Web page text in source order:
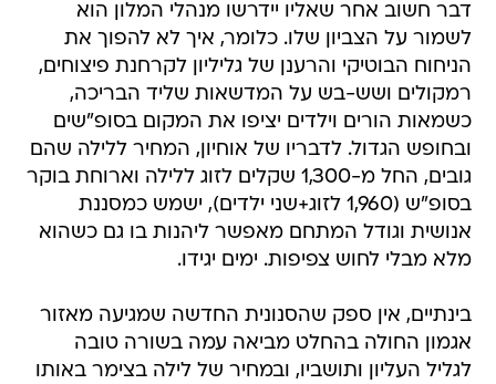
דבר חשוב אחר שאליו יידרשו מנהלי המלון הוא
לשמור על הצביון שלו. כלומר, איך לא להפוך את
הניחוח הבוטיקי והרענן של גליליון לקרחנת פיצוחים,
רמקולים ושש-בש על המדשאות שליד הבריכה,
כשמאות הורים וילדים יציפו את המקום בסופ"שים
ובחופש הגדול. לדבריו של אוחיון, המחיר ללילה שהם
גובים, החל מ-1,300 שקלים לזוג ללילה וארוחת בוקר
בסופ"ש (1,960 לזוג+שני ילדים), ישמש כמסננת
אנושית וגודל המתחם מאפשר ליהנות בו גם כשהוא
מלא מבלי לחוש צפיפות. ימים יגידו.
בינתיים, אין ספק שהסנונית החדשה שמגיעה מאזור
אגמון החולה בהחלט מביאה עמה בשורה טובה
לגליל העליון ותושביו, ובמחיר של לילה בצימר באותו